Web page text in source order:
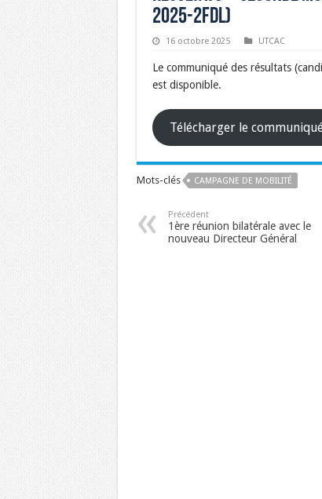
2025-2FDL)
16 octobre 2025 UTCAC
Le communiqué des résultats
est disponible.
Télécharger le
Mots-clés CAMPAGNE DE MOBILITÉ
Précédent
1ère réunion bilatérale avec le
nouveau Directeur Général